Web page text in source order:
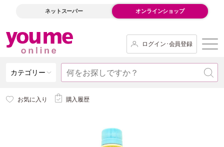
ネットスーパー オンラインショップ
ログイン･会員登録
カテゴリー
お気に入り 購入履歴